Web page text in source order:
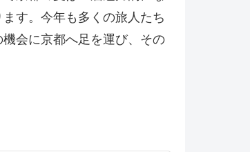
す。今年も多くの旅人たち
会に京都へ足を運び、その